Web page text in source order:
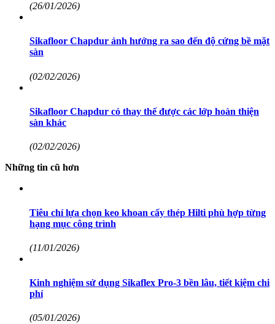
(26/01/2026)
Sikafloor Chapdur ảnh hưởng ra sao đến độ cứng bề mặt
sàn
(02/02/2026)
Sikafloor Chapdur có thay thế được các lớp hoàn thiện
sàn khác
(02/02/2026)
Những tin cũ hơn
Tiêu chí lựa chọn keo khoan cấy thép Hilti phù hợp từng
hạng mục công trình
(11/01/2026)
Kinh nghiệm sử dụng Sikaflex Pro-3 bền lâu, tiết kiệm chi
phí
(05/01/2026)